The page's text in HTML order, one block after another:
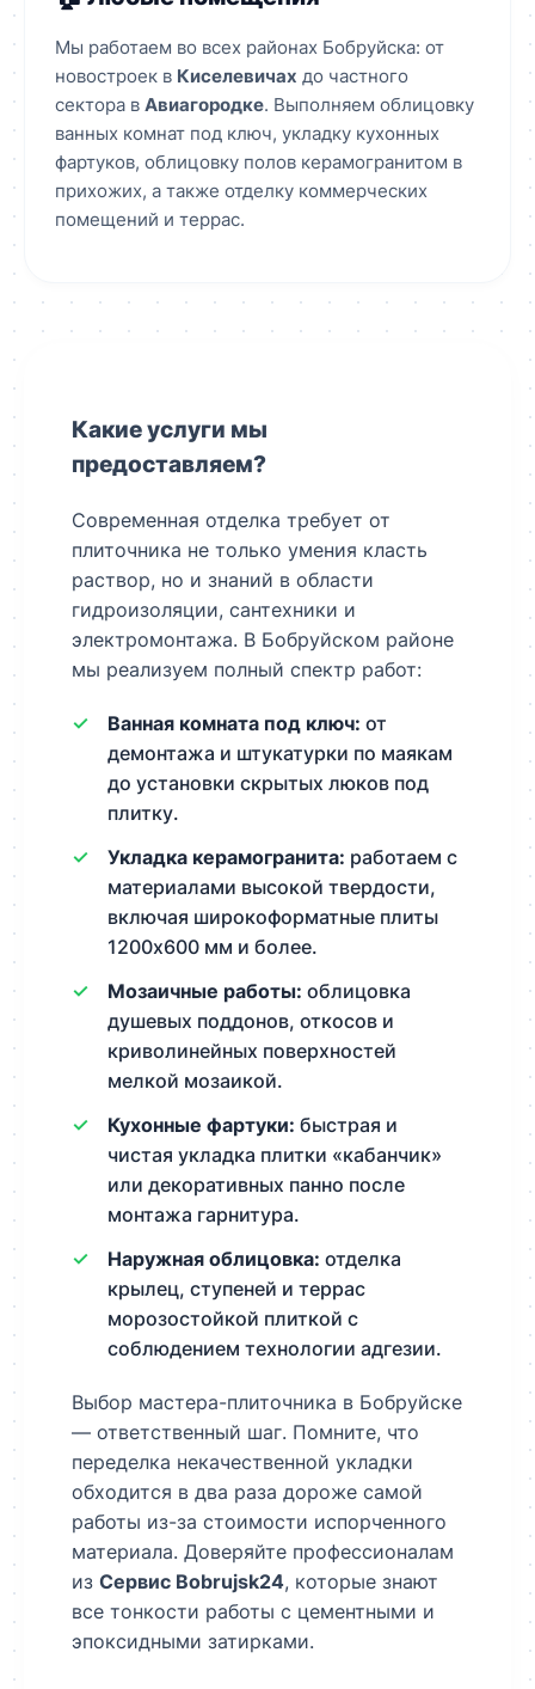
Мы работаем во всех районах Бобруйска: от
новостроек в Киселевичах до частного
сектора в Авиагородке. Выполняем облицовку
ванных комнат под ключ, укладку кухонных
фартуков, облицовку полов керамогранитом в
прихожих, а также отделку коммерческих
помещений и террас.
Какие услуги мы
предоставляем?
Современная отделка требует от
плиточника не только умения класть
раствор, но и знаний в области
гидроизоляции, сантехники и
электромонтажа. В Бобруйском районе
мы реализуем полный спектр работ:
Ванная комната под ключ: от
демонтажа и штукатурки по маякам
до установки скрытых люков под
плитку.
Укладка керамогранита: работаем с
материалами высокой твердости,
включая широкоформатные плиты
1200х600 мм и более.
Мозаичные работы: облицовка
душевых поддонов, откосов и
криволинейных поверхностей
мелкой мозаикой.
Кухонные фартуки: быстрая и
чистая укладка плитки «кабанчик»
или декоративных панно после
монтажа гарнитура.
Наружная облицовка: отделка
крылец, ступеней и террас
морозостойкой плиткой с
соблюдением технологии адгезии.
Выбор мастера-плиточника в Бобруйске
— ответственный шаг. Помните, что
переделка некачественной укладки
обходится в два раза дороже самой
работы из-за стоимости испорченного
материала. Доверяйте профессионалам
из Сервис Bobrujsk24, которые знают
все тонкости работы с цементными и
эпоксидными затирками.